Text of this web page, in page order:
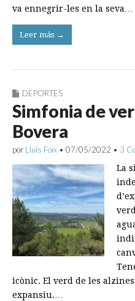
va ennegrir-les en la seva…
Leer más →
DEPORTES
Simfonia de
Bovera
por Lluís Foix • 07/05/2022 • 3
La
icònic. El verd de les
expansiu.…